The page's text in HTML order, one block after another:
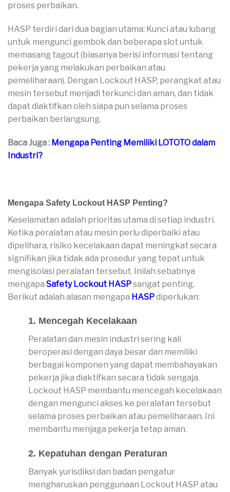
proses perbaikan.
HASP terdiri dari dua bagian utama: Kunci atau lubang
untuk mengunci gembok dan beberapa slot untuk
memasang tagout (biasanya berisi informasi tentang
pekerja yang melakukan perbaikan atau
pemeliharaan). Dengan Lockout HASP, perangkat atau
mesin tersebut menjadi terkunci dan aman, dan tidak
dapat diaktifkan oleh siapa pun selama proses
perbaikan berlangsung.
Baca Juga : Mengapa Penting Memiliki LOTOTO dalam
Industri?
Mengapa Safety Lockout HASP Penting?
Keselamatan adalah prioritas utama di setiap industri.
Ketika peralatan atau mesin perlu diperbaiki atau
dipelihara, risiko kecelakaan dapat meningkat secara
signifikan jika tidak ada prosedur yang tepat untuk
mengisolasi peralatan tersebut. Inilah sebabnya
mengapa Safety Lockout HASPsangat penting.
Berikut adalah alasan mengapa HASPdiperlukan:
1. Mencegah Kecelakaan
Peralatan dan mesin industri sering kali
beroperasi dengan daya besar dan memiliki
berbagai komponen yang dapat membahayakan
pekerja jika diaktifkan secara tidak sengaja.
Lockout HASP membantu mencegah kecelakaan
dengan mengunci akses ke peralatan tersebut
selama proses perbaikan atau pemeliharaan. Ini
membantu menjaga pekerja tetap aman.
2. Kepatuhan dengan Peraturan
Banyak yurisdiksi dan badan pengatur
mengharuskan penggunaan Lockout HASP atau